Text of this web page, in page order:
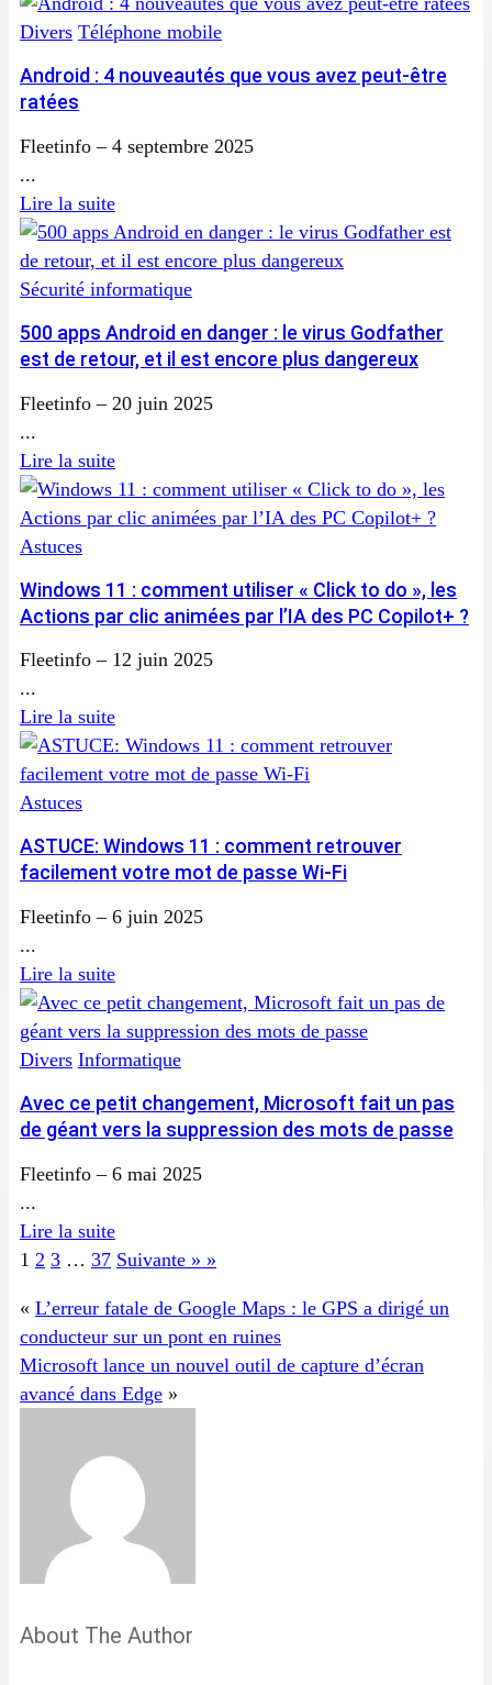
Divers Téléphone mobile
Android : 4 nouveautés que vous avez peut-être
ratées
Fleetinfo – 4 septembre 2025
...
Lire la suite
Sécurité informatique
500 apps Android en danger : le virus Godfather
est de retour, et il est encore plus dangereux
Fleetinfo – 20 juin 2025
...
Lire la suite
Astuces
Windows 11 : comment utiliser « Click to do », les
Actions par clic animées par l’IA des PC Copilot+ ?
Fleetinfo – 12 juin 2025
...
Lire la suite
Astuces
ASTUCE: Windows 11 : comment retrouver
facilement votre mot de passe Wi-Fi
Fleetinfo – 6 juin 2025
...
Lire la suite
Divers Informatique
Avec ce petit changement, Microsoft fait un pas
de géant vers la suppression des mots de passe
Fleetinfo – 6 mai 2025
...
Lire la suite
1 2 3 … 37 Suivante » »
« L’erreur fatale de Google Maps : le GPS a dirigé un
conducteur sur un pont en ruines
Microsoft lance un nouvel outil de capture d’écran
avancé dans Edge »
About The Author